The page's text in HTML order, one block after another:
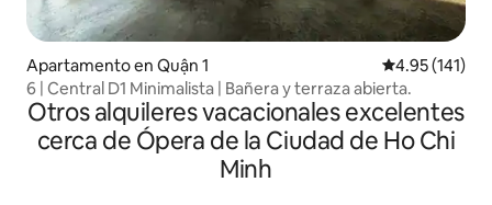
Apartamento en Quận 1 Calificación
4.95 (141)
6 | Central D1 Minimalista | Bañera y terraza abierta.
Otros alquileres vacacionales excelentes
cerca de Ópera de la Ciudad de Ho Chi
Minh